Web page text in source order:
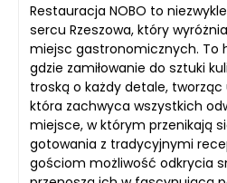
Restauracja NOBO to
sercu Rzeszowa, który
miejsc gastronomicznych. To
gdzie zamiłowanie do sztuki
troską o każdy detale,
która zachwyca wszystkich
miejsce, w którym przenikają
gotowania z tradycyjnymi
gościom możliwość odkrycia